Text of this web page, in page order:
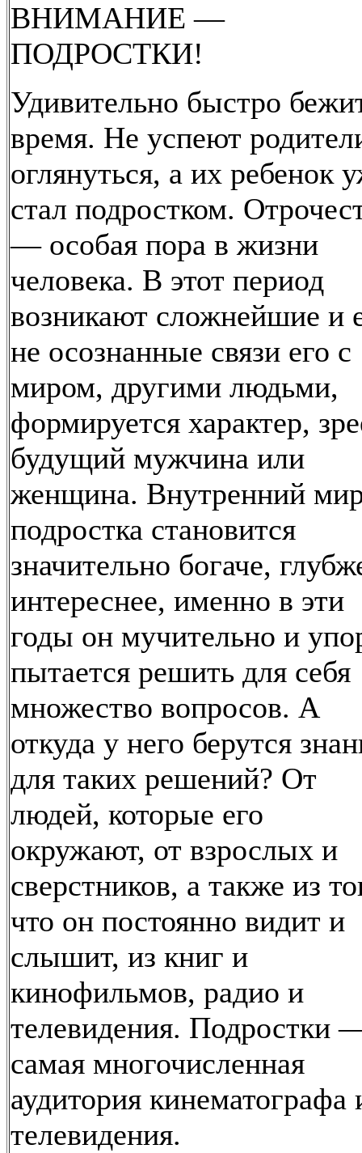
ВНИМАНИЕ —
ПОДРОСТКИ!
Удивительно быстро
время. Не успеют
оглянуться, а их ребенок
стал подростком.
— особая пора в жизни
человека. В этот период
возникают сложнейшие и
не осознанные связи его с
миром, другими людьми,
формируется характер,
будущий мужчина или
женщина. Внутренний
подростка становится
значительно богаче,
интереснее, именно в эти
годы он мучительно и
пытается решить для себя
множество вопросов. А
откуда у него берутся
для таких решений? От
людей, которые его
окружают, от взрослых и
сверстников, а также из
что он постоянно видит и
слышит, из книг и
кинофильмов, радио и
телевидения. Подростки
самая многочисленная
аудитория кинематографа
телевидения.